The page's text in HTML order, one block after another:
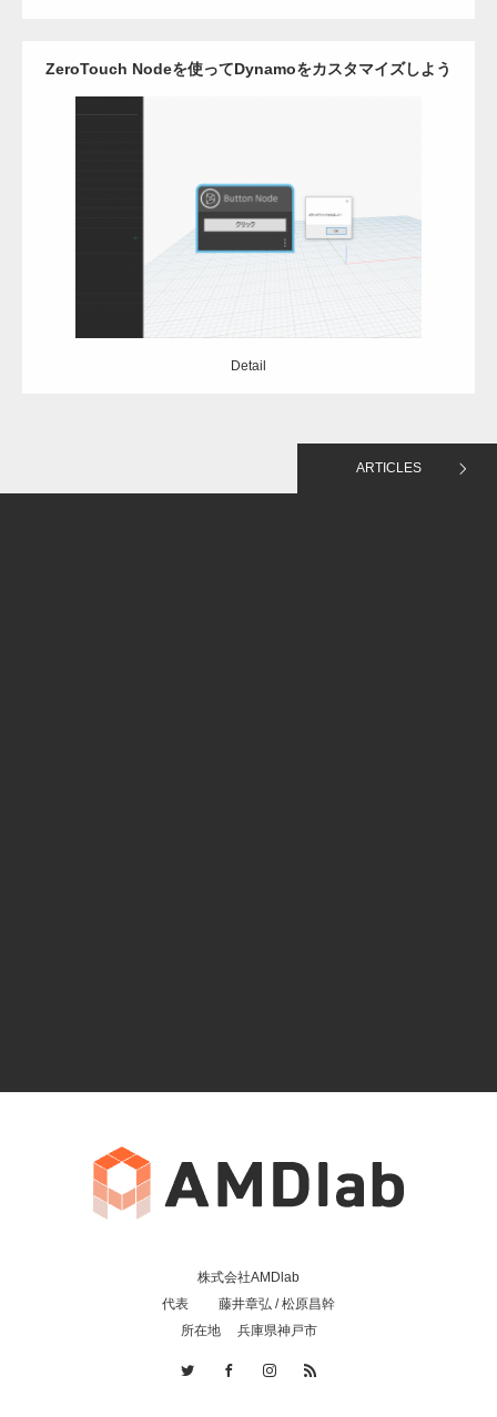
ZeroTouch Nodeを使ってDynamoをカスタマイズしよう
Category:Dynamo Revit
Detail
ARTICLES
株式会社AMDlab
代表 藤井章弘 / 松原昌幹
所在地 兵庫県神戸市